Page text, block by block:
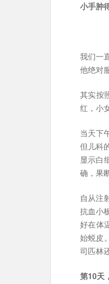
小手肿
我们一
他绝对
其实按
红，小
当天下
但儿科
显示白
确，果
自从注
抗血小
好在体
始蜕皮
司匹林
第10天